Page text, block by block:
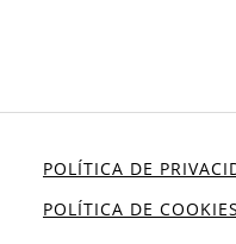
POLÍTICA DE
POLÍTICA DE COOKIES